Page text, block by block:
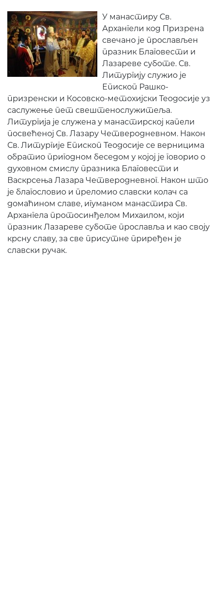
У манастиру Св.
Архангели код Призрена
свечано је прослављен
празник Благовести и
Лазареве суботе. Св.
Литургију служио је
Епископ Рашко-
призренски и Косовско-метохијски Теодосије уз
саслужење пет свештенослужитеља.
Литургија је служена у манастирској капели
посвећеној Св. Лазару Четверодневном. Након
Св. Литургије Епископ Теодосије се верницима
обратио пригодном беседом у којој је говорио о
духовном смислу празника Благовести и
Васкрсења Лазара Четверодневног. Након што
је благословио и преломио славски колач са
домаћином славе, игуманом манастира Св.
Архангела протосинђелом Михаилом, који
празник Лазареве суботе прославља и као своју
крсну славу, за све присутне приређен је
славски ручак.